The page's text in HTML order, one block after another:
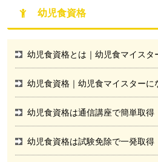
幼児食資格
幼児食資格とは｜幼児食マイスタ
幼児食資格｜幼児食マイスターに
幼児食資格は通信講座で簡単取得
幼児食資格は試験免除で一発取得